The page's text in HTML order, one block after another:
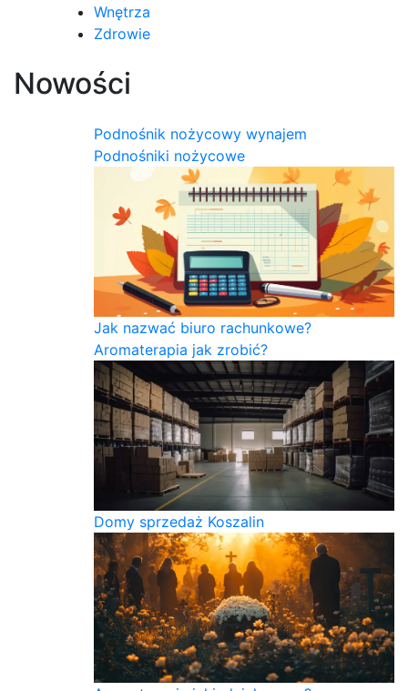
Wnętrza
Zdrowie
Nowości
Podnośnik nożycowy wynajem
Podnośniki nożycowe
Jak nazwać biuro rachunkowe?
Aromaterapia jak zrobić?
Domy sprzedaż Koszalin